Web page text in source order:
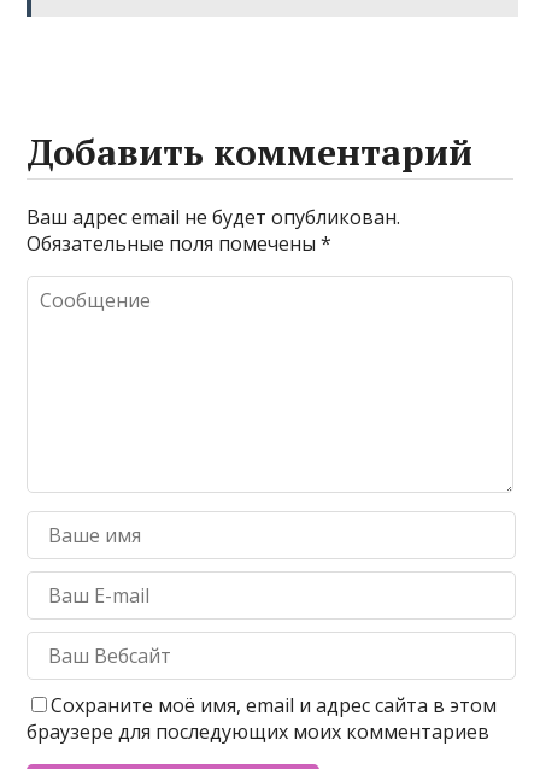
Добавить комментарий
Ваш адрес email не будет опубликован.
Обязательные поля помечены*
Сохраните моё имя, email и адрес сайта в этом
браузере для последующих моих комментариев